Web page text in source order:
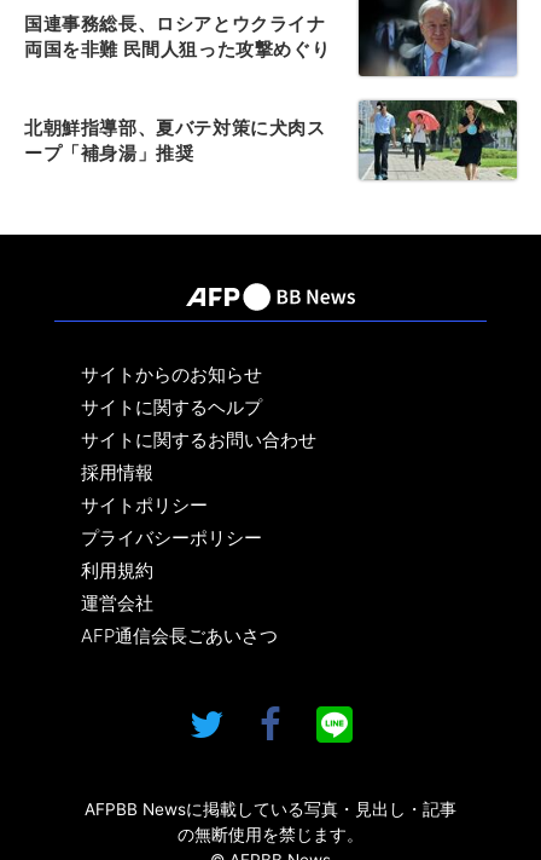
国連事務総長、ロシアとウクライナ
両国を非難 民間人狙った攻撃めぐり
北朝鮮指導部、夏バテ対策に犬肉ス
ープ「補身湯」推奨
サイトからのお知らせ
サイトに関するヘルプ
サイトに関するお問い合わせ
採用情報
サイトポリシー
プライバシーポリシー
利用規約
運営会社
AFP通信会長ごあいさつ
AFPBB Newsに掲載している写真・見出し・記事
の無断使用を禁じます。